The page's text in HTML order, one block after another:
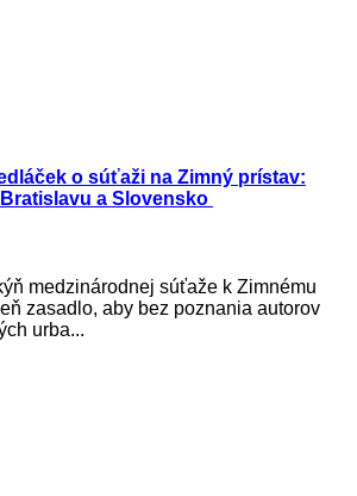
o súťaži na Zimný prístav:
a Slovensko
medzinárodnej súťaže k Zimnému
zasadlo, aby bez poznania autorov
urba...